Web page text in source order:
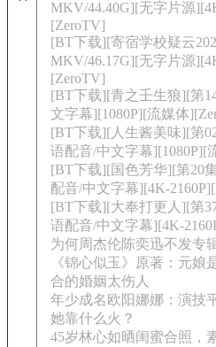
MKV/44.40G][无字片源
[ZeroTV]
[BT下载][寄宿学校疑云
MKV/46.17G][无字片源
[ZeroTV]
[BT下载][青之壬生狼][第
文字幕][1080P][流媒体
[BT下载][人生酱美味][第
语配音/中文字幕][1080P][
[BT下载][国色芳华][第20
配音/中文字幕][4K-
[BT下载][大奉打更人][第
语配音/中文字幕][4K-
为何周杰伦陈奕迅不发专
《锦心似玉》原著：元娘
合的婚姻太伤人
年少成名欧阳娜娜：演技
她靠什么火？
45岁林心如晒闺蜜合照，